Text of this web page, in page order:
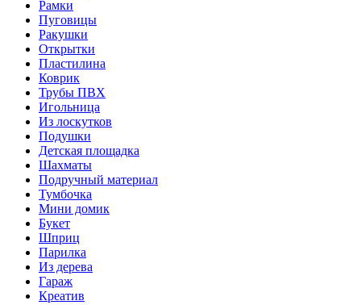
Рамки
Пуговицы
Ракушки
Открытки
Пластилина
Коврик
Трубы ПВХ
Игольница
Из лоскутков
Подушки
Детская площадка
Шахматы
Подручный материал
Тумбочка
Мини домик
Букет
Шприц
Парилка
Из дерева
Гараж
Креатив